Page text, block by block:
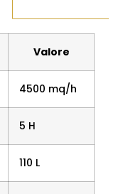
Valore
4500 mq/h
5 H
110 L